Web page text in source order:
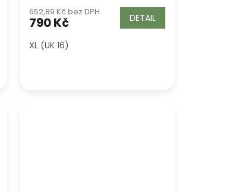
652,89 Kč bez DPH
790 Kč DETAIL
XL (UK 16)